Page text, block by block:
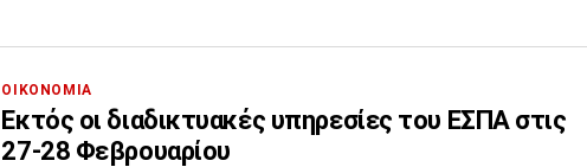
ΟΙΚΟΝΟΜΙΑ
Εκτός οι διαδικτυακές υπηρεσίες του ΕΣΠΑ στις
27-28 Φεβρουαρίου